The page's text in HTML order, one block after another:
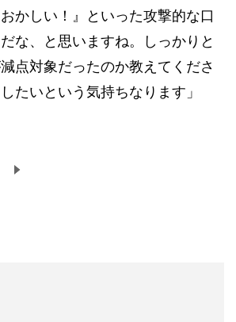
かしい！』といった攻撃的な口
な、と思いますね。しっかりと
点対象だったのか教えてくださ
たいという気持ちなります」